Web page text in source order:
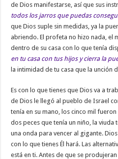
de Dios manifestarse, así que sus
todos los jarros que puedas
que Dios suple sin medidas, ya la
abriendo. El profeta no hizo nada, el
dentro de su casa con lo que tenía
en tu casa con tus hijos y cierra la
la intimidad de tu casa que la unción
Es con lo que tienes que Dios va a
de Dios le llegó al pueblo de Israel
tenía en su mano, los cinco mil
dos peces que tenía un niño, la viuda
una onda para vencer al gigante.
con lo que tienes Él hará. Las
está en ti. Antes de que se